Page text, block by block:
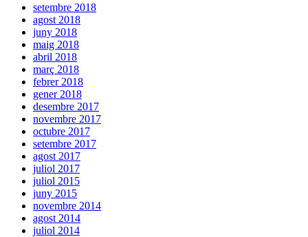
setembre 2018
agost 2018
juny 2018
maig 2018
abril 2018
març 2018
febrer 2018
gener 2018
desembre 2017
novembre 2017
octubre 2017
setembre 2017
agost 2017
juliol 2017
juliol 2015
juny 2015
novembre 2014
agost 2014
juliol 2014